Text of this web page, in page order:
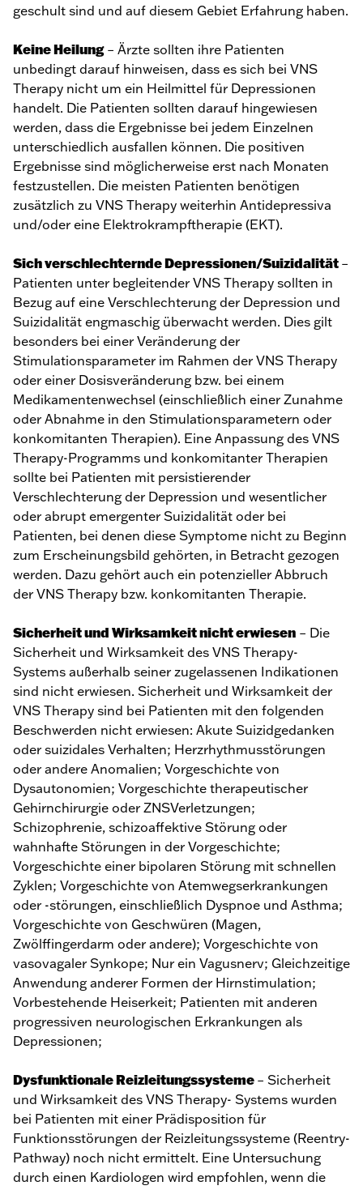
geschult sind und auf diesem Gebiet Erfahrung haben.
Keine Heilung– Ärzte sollten ihre Patienten
unbedingt darauf hinweisen, dass es sich bei VNS
Therapy nicht um ein Heilmittel für Depressionen
handelt. Die Patienten sollten darauf hingewiesen
werden, dass die Ergebnisse bei jedem Einzelnen
unterschiedlich ausfallen können. Die positiven
Ergebnisse sind möglicherweise erst nach Monaten
festzustellen. Die meisten Patienten benötigen
zusätzlich zu VNS Therapy weiterhin Antidepressiva
und/oder eine Elektrokrampftherapie (EKT).
Sich verschlechternde Depressionen/Suizidalität –
Patienten unter begleitender VNS Therapy sollten in
Bezug auf eine Verschlechterung der Depression und
Suizidalität engmaschig überwacht werden. Dies gilt
besonders bei einer Veränderung der
Stimulationsparameter im Rahmen der VNS Therapy
oder einer Dosisveränderung bzw. bei einem
Medikamentenwechsel (einschließlich einer Zunahme
oder Abnahme in den Stimulationsparametern oder
konkomitanten Therapien). Eine Anpassung des VNS
Therapy-Programms und konkomitanter Therapien
sollte bei Patienten mit persistierender
Verschlechterung der Depression und wesentlicher
oder abrupt emergenter Suizidalität oder bei
Patienten, bei denen diese Symptome nicht zu Beginn
zum Erscheinungsbild gehörten, in Betracht gezogen
werden. Dazu gehört auch ein potenzieller Abbruch
der VNS Therapy bzw. konkomitanten Therapie.
Sicherheit und Wirksamkeit nicht erwiesen – Die
Sicherheit und Wirksamkeit des VNS Therapy-
Systems außerhalb seiner zugelassenen Indikationen
sind nicht erwiesen. Sicherheit und Wirksamkeit der
VNS Therapy sind bei Patienten mit den folgenden
Beschwerden nicht erwiesen: Akute Suizidgedanken
oder suizidales Verhalten; Herzrhythmusstörungen
oder andere Anomalien; Vorgeschichte von
Dysautonomien; Vorgeschichte therapeutischer
Gehirnchirurgie oder ZNSVerletzungen;
Schizophrenie, schizoaffektive Störung oder
wahnhafte Störungen in der Vorgeschichte;
Vorgeschichte einer bipolaren Störung mit schnellen
Zyklen; Vorgeschichte von Atemwegserkrankungen
oder -störungen, einschließlich Dyspnoe und Asthma;
Vorgeschichte von Geschwüren (Magen,
Zwölffingerdarm oder andere); Vorgeschichte von
vasovagaler Synkope; Nur ein Vagusnerv; Gleichzeitige
Anwendung anderer Formen der Hirnstimulation;
Vorbestehende Heiserkeit; Patienten mit anderen
progressiven neurologischen Erkrankungen als
Depressionen;
Dysfunktionale Reizleitungssysteme – Sicherheit
und Wirksamkeit des VNS Therapy- Systems wurden
bei Patienten mit einer Prädisposition für
Funktionsstörungen der Reizleitungssysteme (Reentry-
Pathway) noch nicht ermittelt. Eine Untersuchung
durch einen Kardiologen wird empfohlen, wenn die